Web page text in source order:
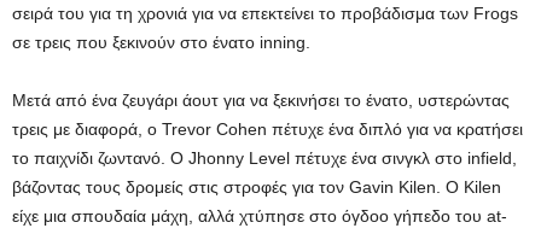
σειρά του για τη χρονιά για να επεκτείνει το προβάδισμα των Frogs
σε τρεις που ξεκινούν στο ένατο inning.
Μετά από ένα ζευγάρι άουτ για να ξεκινήσει το ένατο, υστερώντας
τρεις με διαφορά, ο Trevor Cohen πέτυχε ένα διπλό για να κρατήσει
το παιχνίδι ζωντανό. Ο Jhonny Level πέτυχε ένα σινγκλ στο infield,
βάζοντας τους δρομείς στις στροφές για τον Gavin Kilen. Ο Kilen
είχε μια σπουδαία μάχη, αλλά χτύπησε στο όγδοο γήπεδο του at-